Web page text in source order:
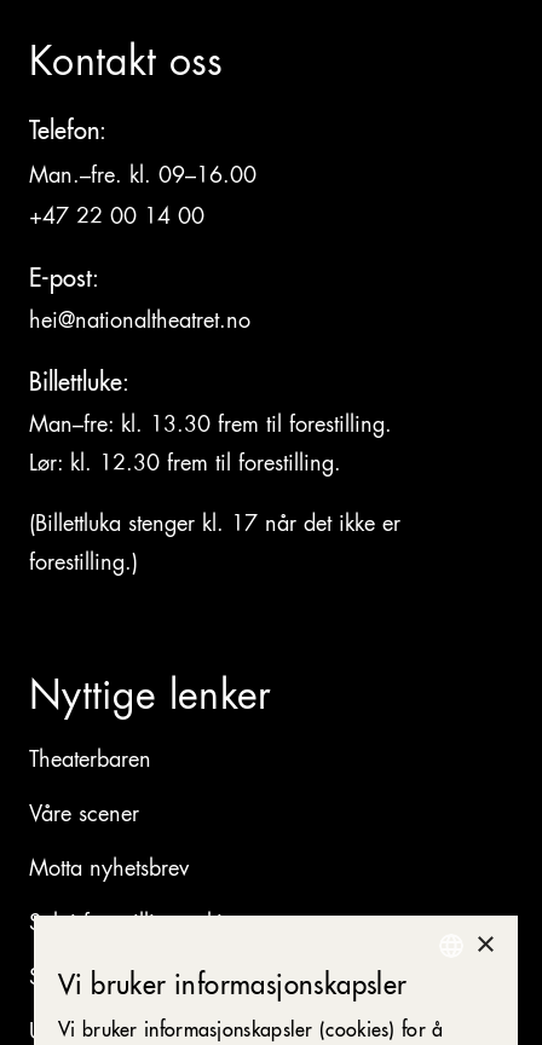
Kontakt oss
Telefon:
Man.–fre. kl. 09–16.00
+47 22 00 14 00
E-post:
hei@nationaltheatret.no
Billettluke:
Man–fre: kl. 13.30 frem til forestilling.
Lør: kl. 12.30 frem til forestilling.
(Billettluka stenger kl. 17 når det ikke er
forestilling.)
Nyttige lenker
Theaterbaren
Våre scener
Motta nyhetsbrev
Søk i forestillingsarkivet
Se ledige stillinger
Utleie av våre lokaler ENGLISH
×
Vi bruker informasjonskapsler
Vi bruker informasjonskapsler (cookies) for å